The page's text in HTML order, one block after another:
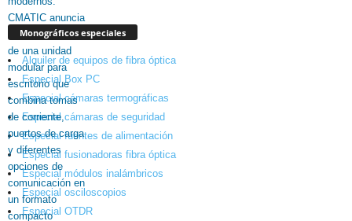
Monográficos especiales
Alquiler de equipos de fibra óptica
Especial Box PC
Especial cámaras termográficas
Especial cámaras de seguridad
Especial fuentes de alimentación
Especial fusionadoras fibra óptica
Especial módulos inalámbricos
Especial osciloscopios
Especial OTDR